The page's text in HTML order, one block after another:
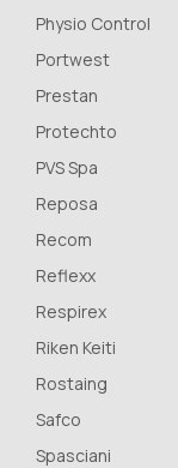
Physio Control
Portwest
Prestan
Protechto
PVS Spa
Reposa
Recom
Reflexx
Respirex
Riken Keiti
Rostaing
Safco
Spasciani